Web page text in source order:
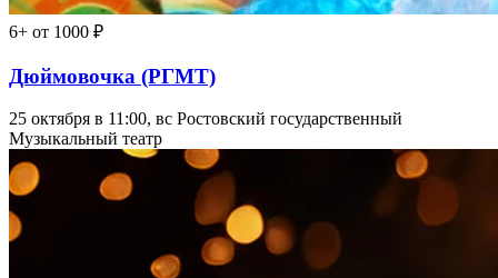
6+ от 1000 ₽
Дюймовочка (РГМТ)
25 октября в 11:00, вс Ростовский государственный
Музыкальный театр